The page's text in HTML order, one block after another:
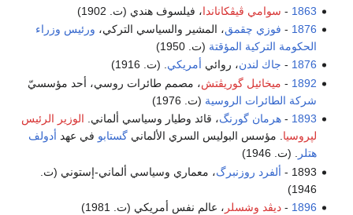
1863
- سوامي ڤيڤكاناندا، فيلسوف هندي (ت. 1902)
1876
- فوزي چقمق، المشير والسياسي التركي، ورئيس وزراء
الحكومة التركية المؤقتة (ت. 1950)
1876
- جاك لندن، روائي أمريكي. (ت. 1916)
1892
- ميخائيل گوريڤتش، مصمم طائرات روسي، أحد مؤسسيّ
شركة الطائرات الروسية (ت. 1976)
1893
-هرمان گورنگ، قائد وطيار وسياسي ألماني. الوزير الرئيس
لپروسيا. مؤسس البوليس السري الألمانيگستابو في عهد أدولف
هتلر . (ت. 1946)
1893 -
ألفرد روزنبرگ، معماري وسياسي ألماني-إستوني (ت.
1946)
1896
-ديڤد وشسلر ، عالم نفس أمريكي (ت. 1981)